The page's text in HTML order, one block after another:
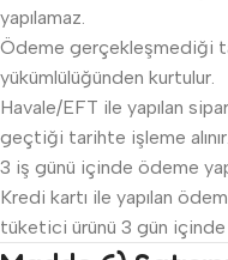
yapılamaz.
Ödeme gerçekleşmediği
yükümlülüğünden kurtulur.
Havale/EFT ile yapılan
geçtiği tarihte işleme alınır.
3 iş günü içinde ödeme
Kredi kartı ile yapılan
tüketici ürünü 3 gün